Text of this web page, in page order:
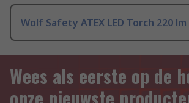
Wolf Safety ATEX LED Torch 220 lm
Wees als eerste op de